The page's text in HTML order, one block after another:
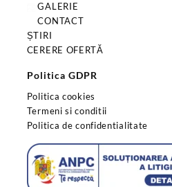
GALERIE
CONTACT
ȘTIRI
CERERE OFERTĂ
Politica GDPR
Politica cookies
Termeni si conditii
Politica de confidentialitate